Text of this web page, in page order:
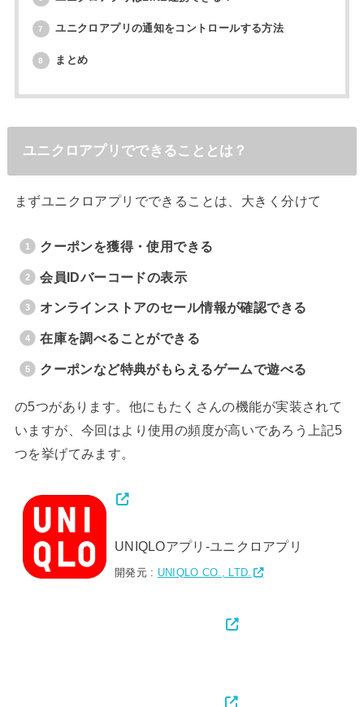
7 ユニクロアプリの通知をコントロールする方法
8 まとめ
ユニクロアプリでできることとは？
まずユニクロアプリでできることは、大きく分けて
クーポンを獲得・使用できる
会員IDバーコードの表示
オンラインストアのセール情報が確認できる
在庫を調べることができる
クーポンなど特典がもらえるゲームで遊べる
の5つがあります。他にもたくさんの機能が実装されて
いますが、今回はより使用の頻度が高いであろう上記5
つを挙げてみます。
UNIQLOアプリ-ユニクロアプリ
開発元 : UNIQLO CO., LTD.